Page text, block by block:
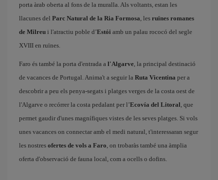
porta àrab oberta al fons de la muralla. Als voltants, estan les
llacunes del Parc Natural de la Ria Formosa, les ruïnes romanes
de Milreu i l'atractiu poble d’Estói amb un palau rococó del segle
XVIII en ruïnes.
Faro és també la porta d'entrada a l'Algarve, la principal destinació
de vacances de Portugal. Anima't a seguir la Ruta Vicentina per a
descobrir a peu els penya-segats i platges verges de la costa oest de
l'Algarve o recórrer la costa pedalant per l’Ecovía del Litoral, que
permet gaudir d'unes magnífiques vistes de les seves platges. Si vols
unes vacances on connectar amb el medi natural, t'interessaran segur
les nostres ofertes de vols a Faro, on trobaràs també una àmplia
oferta d'observació de fauna local, com a ocells o dofins.